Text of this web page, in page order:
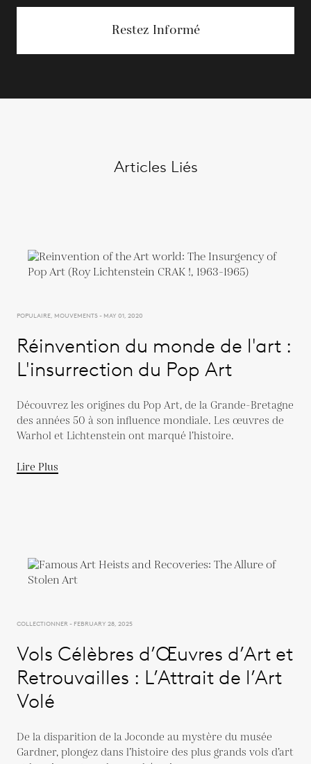
Restez Informé
Articles Liés
POPULAIRE, MOUVEMENTS - MAY 01, 2020
Réinvention du monde de l'art :
L'insurrection du Pop Art
Découvrez les origines du Pop Art, de la Grande-Bretagne
des années 50 à son influence mondiale. Les œuvres de
Warhol et Lichtenstein ont marqué l’histoire.
Lire Plus
COLLECTIONNER - FEBRUARY 28, 2025
Vols Célèbres d’Œuvres d’Art et
Retrouvailles : L’Attrait de l’Art
Volé
De la disparition de la Joconde au mystère du musée
Gardner, plongez dans l’histoire des plus grands vols d’art